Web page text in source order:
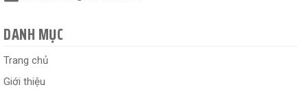
DANH MỤC
Trang chủ
Giới thiệu